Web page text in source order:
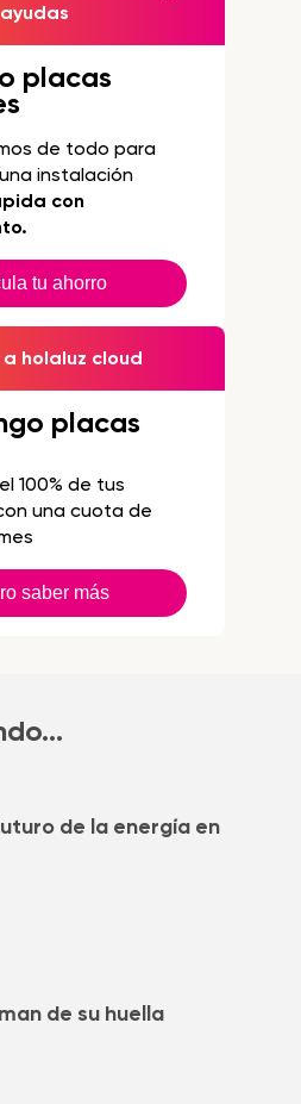
ayudas
placas
de todo para
instalación
con
tu ahorro
holaluz cloud
placas
100% de tus
una cuota de
saber más
de la energía en
de su huella